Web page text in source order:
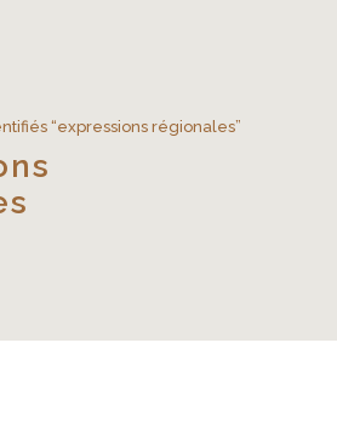
“expressions régionales”